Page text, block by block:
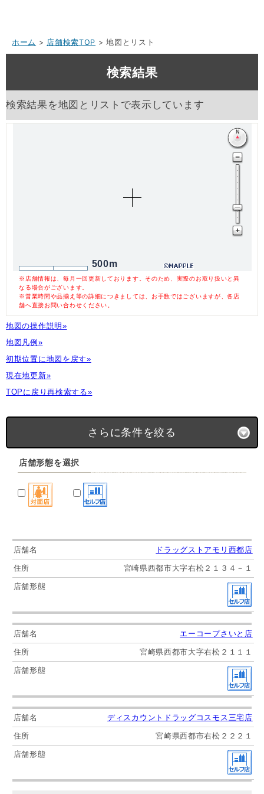
ホーム > 店舗検索TOP > 地図とリスト
検索結果
検索結果を地図とリストで表示しています
500m
※店舗情報は、毎月一回更新しております。そのため、実際のお取り扱いと異
なる場合がございます。
※営業時間や品揃え等の詳細につきましては、お手数ではございますが、各店
舗へ直接お問い合わせください。
地図の操作説明»
地図凡例»
初期位置に地図を戻す»
現在地更新»
TOPに戻り再検索する»
さらに条件を絞る
店舗形態を選択
ドラッグストアモリ西都店
宮崎県西都市大字右松２１３４－１
エーコープさいと店
宮崎県西都市大字右松２１１１
ディスカウントドラッグコスモス三宅店
宮崎県西都市右松２２２１